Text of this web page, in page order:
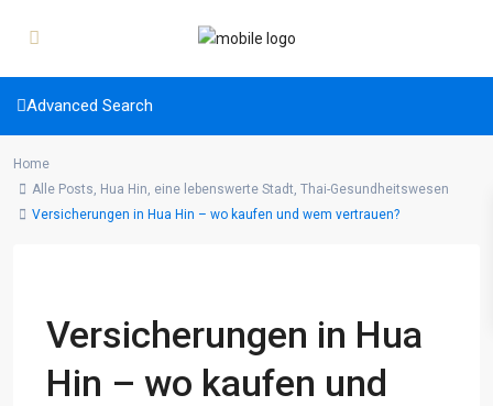
Advanced Search
Home
Alle Posts, Hua Hin, eine lebenswerte Stadt, Thai-Gesundheitswesen
Versicherungen in Hua Hin – wo kaufen und wem vertrauen?
Versicherungen in Hua
Hin – wo kaufen und